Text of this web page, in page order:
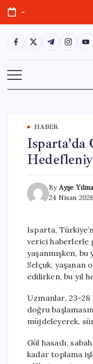
Skip
content
-
https://https://https://t.me/
https://
HABER
By Ayşe
24 Nisan 2026
Isparta,
verici haberlerle
yaşanmışken,
Selçuk, yaşanan
edilirken, bu yıl
Uzmanlar, 23-28
doğru
müjdeleyerek,
Gül hasadı,
kadar toplama